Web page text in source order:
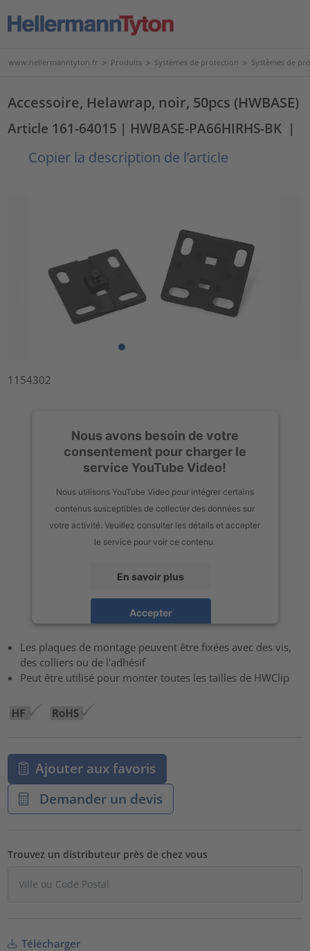
www.hellermanntyton.fr > Produits > Systèmes de protection > Systèmes de
Accessoire, Helawrap, noir, 50pcs (HWBASE)
Article 161-64015 | HWBASE-PA66HIRHS-BK |
Copier la description de l’article
1154302
Nous avons besoin de votre
consentement pour charger le
service YouTube Video!
Nous utilisons YouTube Video pour intégrer certains
contenus susceptibles de collecter des données sur
votre activité. Veuillez consulter les détails et accepter
le service pour voir ce contenu.
En savoir plus
Accepter
Les plaques de montage peuvent être fixées avec des vis,
des colliers ou de l'adhésif
Peut être utilisé pour monter toutes les tailles de HWClip
Ajouter aux favoris
Demander un devis
Trouvez un distributeur près de chez vous
Télécharger